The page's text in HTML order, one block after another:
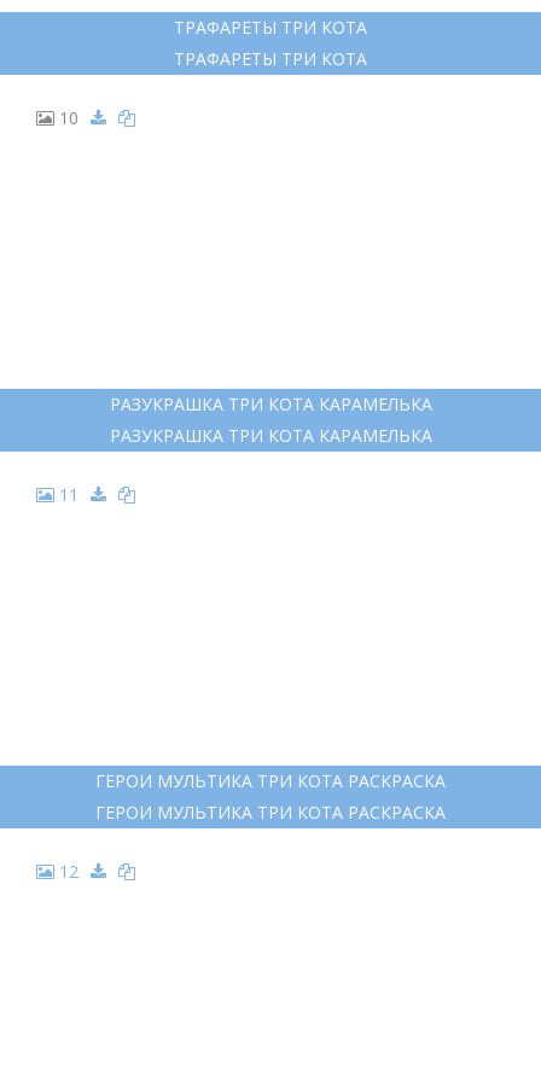
ТРАФАРЕТЫ ТРИ КОТА
ТРАФАРЕТЫ ТРИ КОТА
10
РАЗУКРАШКА ТРИ КОТА КАРАМЕЛЬКА
РАЗУКРАШКА ТРИ КОТА КАРАМЕЛЬКА
11
ГЕРОИ МУЛЬТИКА ТРИ КОТА РАСКРАСКА
ГЕРОИ МУЛЬТИКА ТРИ КОТА РАСКРАСКА
12